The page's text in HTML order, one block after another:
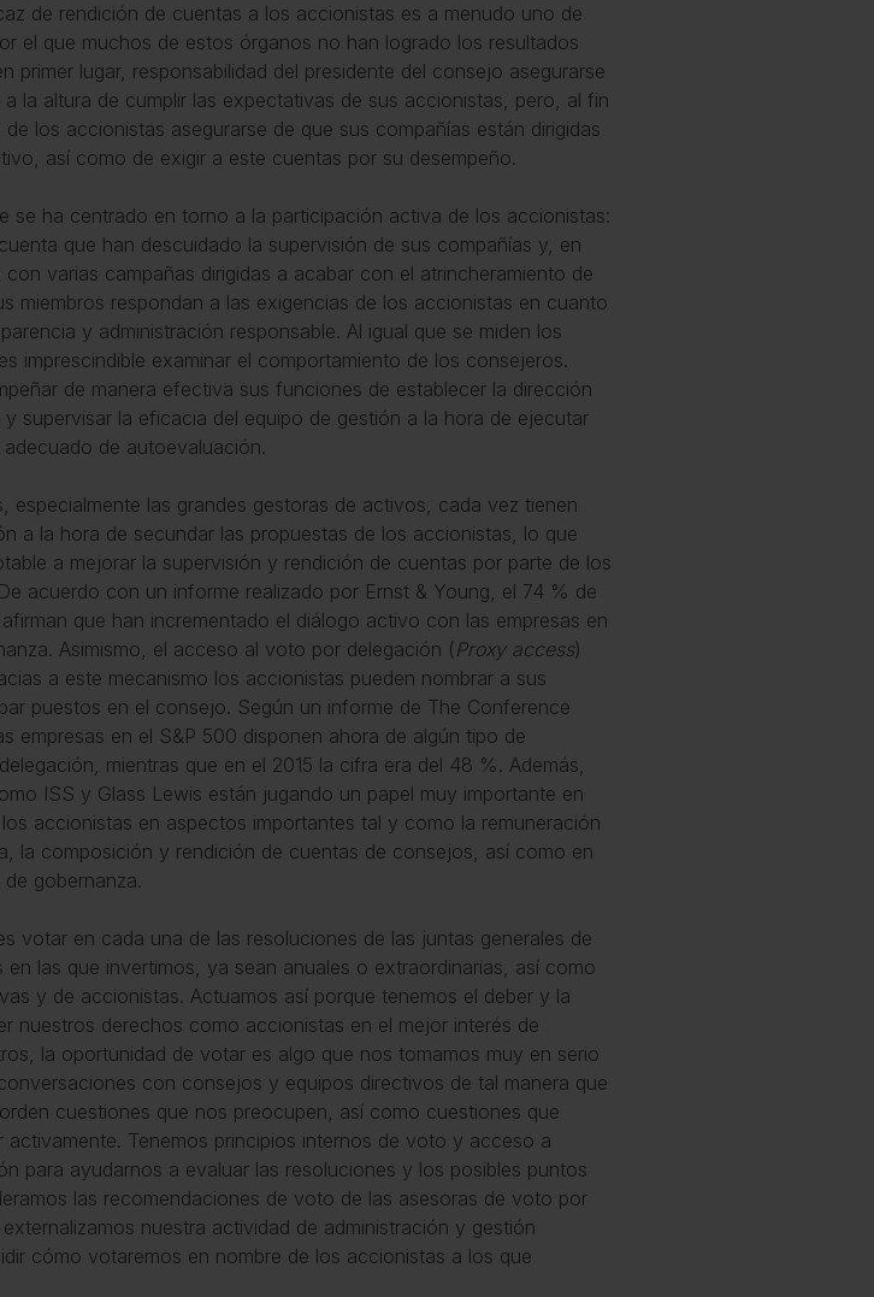
de rendición de cuentas a los accionistas es a menudo uno de
el que muchos de estos órganos no han logrado los resultados
primer lugar, responsabilidad del presidente del consejo asegurarse
la altura de cumplir las expectativas de sus accionistas, pero, al fin
los accionistas asegurarse de que sus compañías están dirigidas
así como de exigir a este cuentas por su desempeño.
se ha centrado en torno a la participación activa de los accionistas:
que han descuidado la supervisión de sus compañías y, en
varias campañas dirigidas a acabar con el atrincheramiento de
miembros respondan a las exigencias de los accionistas en cuanto
y administración responsable. Al igual que se miden los
imprescindible examinar el comportamiento de los consejeros.
de manera efectiva sus funciones de establecer la dirección
supervisar la eficacia del equipo de gestión a la hora de ejecutar
de autoevaluación.
especialmente las grandes gestoras de activos, cada vez tienen
a la hora de secundar las propuestas de los accionistas, lo que
a mejorar la supervisión y rendición de cuentas por parte de los
acuerdo con un informe realizado por Ernst & Young, el 74 % de
que han incrementado el diálogo activo con las empresas en
Asimismo, el acceso al voto por delegación (Proxy access)
a este mecanismo los accionistas pueden nombrar a sus
puestos en el consejo. Según un informe de The Conference
empresas en el S&P 500 disponen ahora de algún tipo de
mientras que en el 2015 la cifra era del 48 %. Además,
ISS y Glass Lewis están jugando un papel muy importante en
accionistas en aspectos importantes tal y como la remuneración
la composición y rendición de cuentas de consejos, así como en
gobernanza.
votar en cada una de las resoluciones de las juntas generales de
las que invertimos, ya sean anuales o extraordinarias, así como
y de accionistas. Actuamos así porque tenemos el deber y la
nuestros derechos como accionistas en el mejor interés de
la oportunidad de votar es algo que nos tomamos muy en serio
con consejos y equipos directivos de tal manera que
cuestiones que nos preocupen, así como cuestiones que
Tenemos principios internos de voto y acceso a
para ayudarnos a evaluar las resoluciones y los posibles puntos
las recomendaciones de voto de las asesoras de voto por
nuestra actividad de administración y gestión
cómo votaremos en nombre de los accionistas a los que